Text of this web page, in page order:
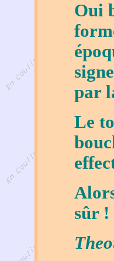
Oui
par
Le
sûr